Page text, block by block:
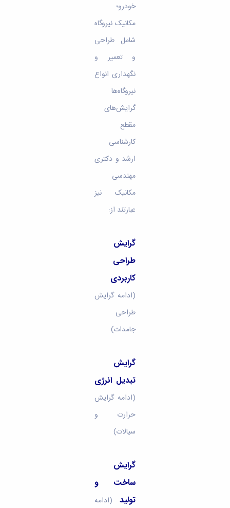
خودرو؛
مکانیک نیروگاه
شامل طراحی
و تعمیر و
نگهداری انواع
نیروگاه‌ها
گرایش‌های
مقطع
کارشناسی
ارشد و دکتری
مهندسی
مکانیک نیز
عبارتند از:
گرایش
طراحی
کاربردی
(ادامه گرایش
طراحی
جامدات)
گرایش
تبدیل انرژی
(ادامه گرایش
حرارت و
سیالات)
گرایش
ساخت و
تولید (ادامه